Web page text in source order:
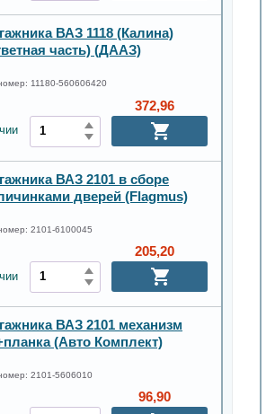
ВАЗ 1118 (Калина)
часть) (ДААЗ)
11180-560606420
372,96
ВАЗ 2101 в сборе
дверей (Flagmus)
2101-6100045
205,20
ВАЗ 2101 механизм
(Авто Комплект)
2101-5606010
96,90